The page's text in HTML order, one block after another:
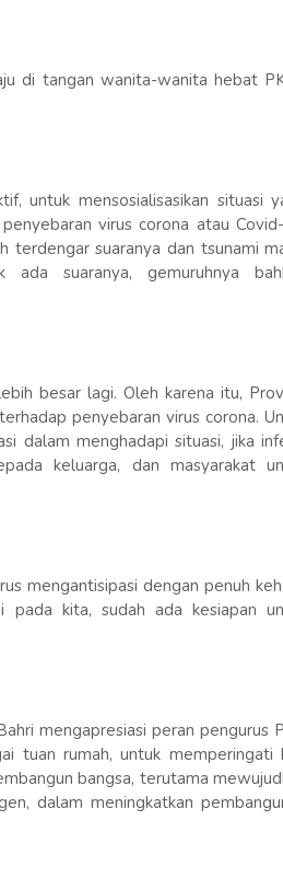
di tangan wanita-wanita hebat
untuk mensosialisasikan situasi
virus corona atau
terdengar suaranya dan tsunami
suaranya, gemuruhnya
besar lagi. Oleh karena itu,
penyebaran virus corona.
dalam menghadapi situasi, jika
keluarga, dan masyarakat
mengantisipasi dengan penuh
pada kita, sudah ada kesiapan
mengapresiasi peran pengurus
tuan rumah, untuk memperingati
bangsa, terutama
dalam meningkatkan